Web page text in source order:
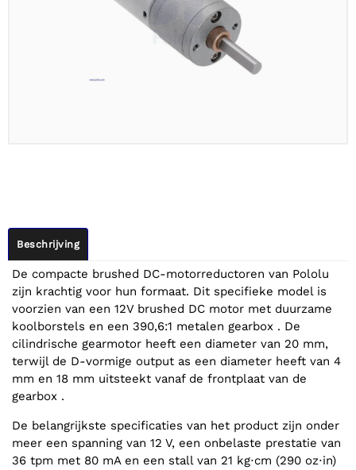
Beschrijving
De compacte brushed DC-motorreductoren van Pololu
zijn krachtig voor hun formaat. Dit specifieke model is
voorzien van een 12V brushed DC motor met duurzame
koolborstels en een 390,6:1 metalen gearbox . De
cilindrische gearmotor heeft een diameter van 20 mm,
terwijl de D-vormige output as een diameter heeft van 4
mm en 18 mm uitsteekt vanaf de frontplaat van de
gearbox .
De belangrijkste specificaties van het product zijn onder
meer een spanning van 12 V, een onbelaste prestatie van
36 tpm met 80 mA en een stall van 21 kg⋅cm (290 oz⋅in)